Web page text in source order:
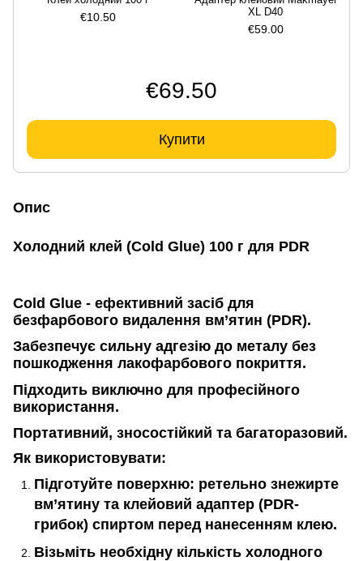
€10.50
XL D40
€59.00
€69.50
Купити
Опис
Холодний клей (Cold Glue) 100 г для PDR
Cold Glue - ефективний засіб для
безфарбового видалення вм’ятин (PDR).
Забезпечує сильну адгезію до металу без
пошкодження лакофарбового покриття.
Підходить виключно для професійного
використання.
Портативний, зносостійкий та багаторазовий.
Як використовувати:
Підготуйте поверхню: ретельно знежирте
вм’ятину та клейовий адаптер (PDR-
грибок) спиртом перед нанесенням клею.
Візьміть необхідну кількість холодного